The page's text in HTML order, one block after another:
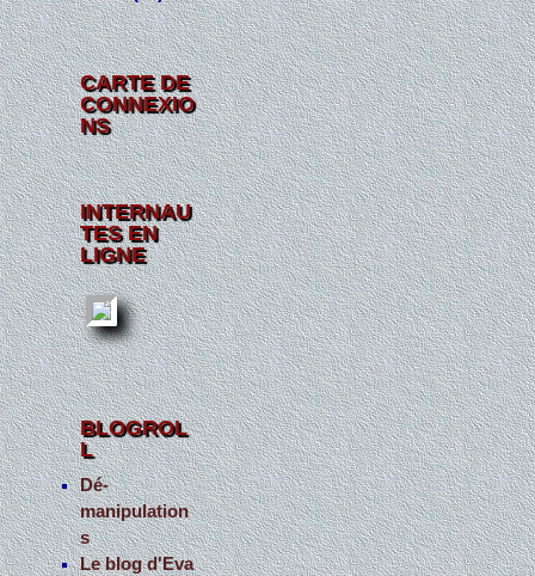
CARTE DE
CONNEXIO
NS
INTERNAU
TES EN
LIGNE
BLOGROL
L
Dé-
manipulation
s
Le blog d'Eva